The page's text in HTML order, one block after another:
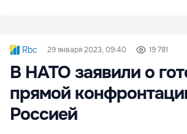
Rbc 29 января 2023, 09:40 19 781
В НАТО заявили о
прямой
Россией